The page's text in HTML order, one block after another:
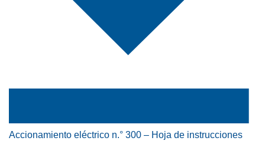
Accionamiento eléctrico n.° 300 – Hoja de instrucciones